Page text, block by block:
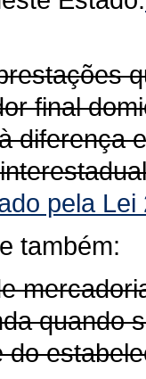
final
diferença
pela
também:
quando